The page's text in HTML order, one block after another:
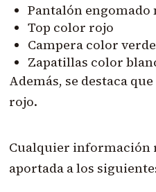
Pantalón engomado
Top color rojo
Campera color verde
Zapatillas color
Además, se destaca
rojo.
Cualquier información
aportada a los